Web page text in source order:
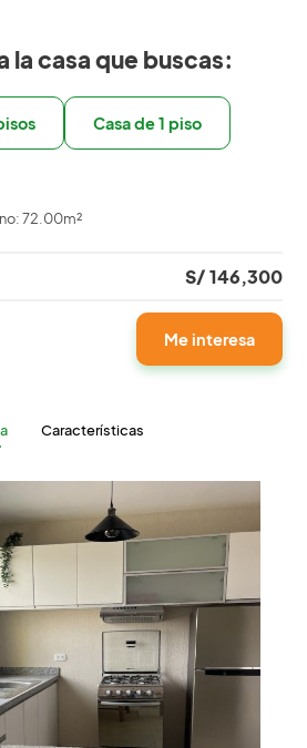
la casa que buscas:
Casa de 1 piso
72.00m²
S/ 146,300
Me interesa
Características